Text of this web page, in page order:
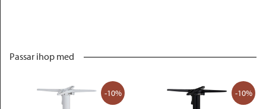
Passar ihop med
-10% -10%